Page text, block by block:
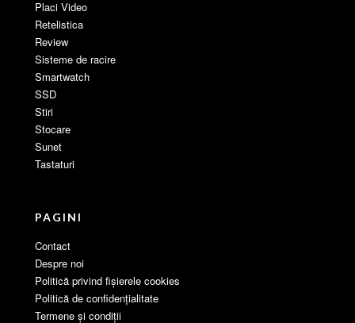
Placi Video
Retelistica
Review
Sisteme de racire
Smartwatch
SSD
Stiri
Stocare
Sunet
Tastaturi
PAGINI
Contact
Despre noi
Politică privind fișierele cookies
Politică de confidențialitate
Termene și condiții